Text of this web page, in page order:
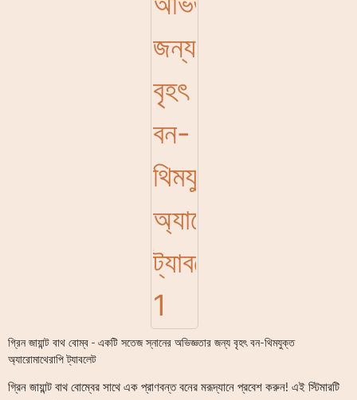
গ্রিন জায়ান্ট বাথ বোম্ব - একটি সতেজ স্নানের অভিজ্ঞতার জন্য বৃহৎ বন-থিমযুক্ত
অ্যারোমাথেরাপি ট্যাবলেট
গ্রিন জায়ান্ট বাথ বোম্বের সাথে এক প্রাণবন্ত বনের মরূদ্যানে প্রবেশ করুন! এই স্টিমারটি